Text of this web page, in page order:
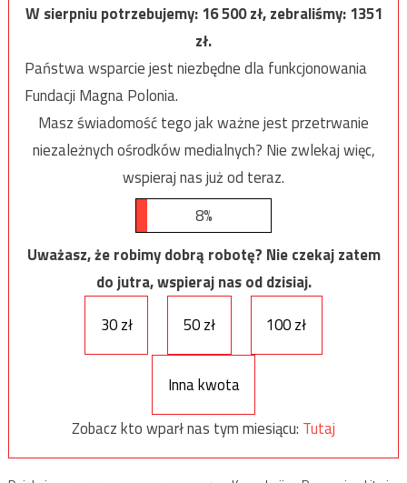
W sierpniu potrzebujemy:16 500zł, zebraliśmy:1351
zł.
Państwa wsparcie jest niezbędne dla funkcjonowania
Fundacji Magna Polonia.
Masz świadomość tego jak ważne jest przetrwanie
niezależnych ośrodków medialnych? Nie zwlekaj więc,
wspieraj nas już od teraz.
8%
Uważasz, że robimy dobrą robotę? Nie czekaj zatem
do jutra, wspieraj nas od dzisiaj.
30 zł
50 zł 100 zł
Inna kwota
Zobacz kto wparł nas tym miesiącu: Tutaj